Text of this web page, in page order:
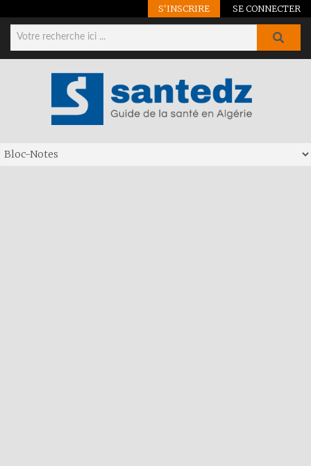
S'INSCRIRE SE CONNECTER